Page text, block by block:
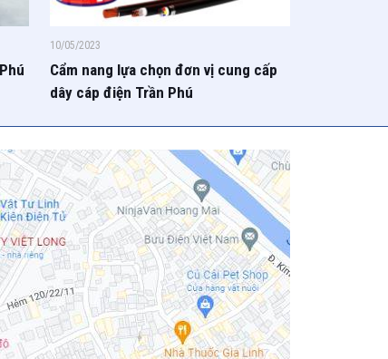
10/05/2023
Cẩm nang lựa chọn đơn vị cung cấp
dây cáp điện Trần Phú